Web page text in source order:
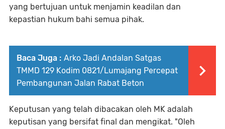
yang bertujuan untuk menjamin keadilan dan
kepastian hukum bahi semua pihak.
Baca Juga : Arko Jadi Andalan Satgas
TMMD 129 Kodim 0821/Lumajang Percepat
Pembangunan Jalan Rabat Beton
Keputusan yang telah dibacakan oleh MK adalah
keputisan yang bersifat final dan mengikat. "Oleh